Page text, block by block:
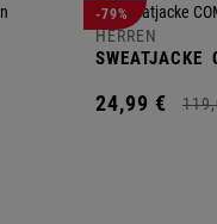
-79%
HERREN
SWEATJACKE
24,99 € 119,